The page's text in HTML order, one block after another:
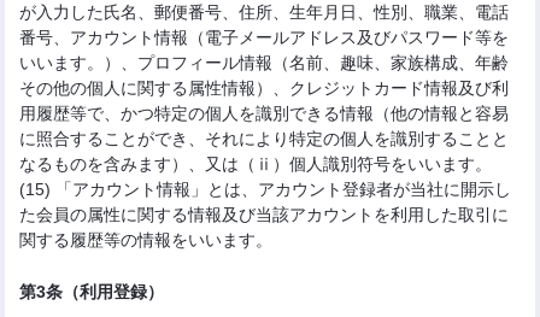
が入力した氏名、郵便番号、住所、生年月日、性別、職業、電話
番号、アカウント情報（電子メールアドレス及びパスワード等を
いいます。）、プロフィール情報（名前、趣味、家族構成、年齢
その他の個人に関する属性情報）、クレジットカード情報及び利
用履歴等で、かつ特定の個人を識別できる情報（他の情報と容易
に照合することができ、それにより特定の個人を識別することと
なるものを含みます）、又は（ⅱ）個人識別符号をいいます。
(15) 「アカウント情報」とは、アカウント登録者が当社に開示し
た会員の属性に関する情報及び当該アカウントを利用した取引に
関する履歴等の情報をいいます。
第3条（利用登録）